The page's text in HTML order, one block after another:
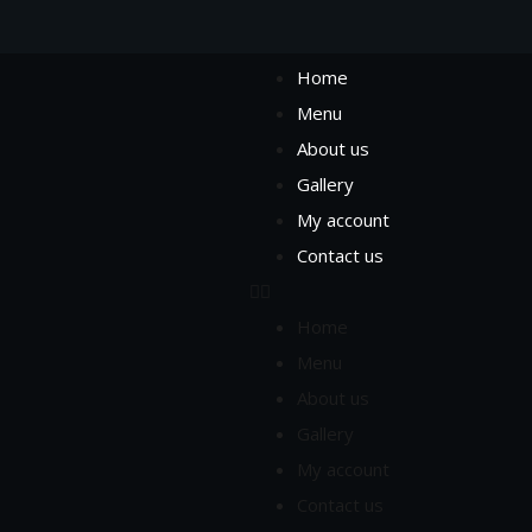
Home
Menu
About us
Gallery
My account
Contact us